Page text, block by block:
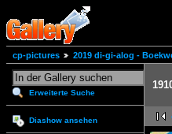
cp-pictures 2019 di-gi-alog -
Erweiterte Suche
Diashow ansehen